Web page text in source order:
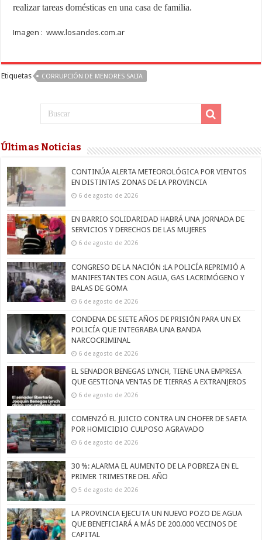
realizar tareas domésticas en una casa de familia.
Imagen : www.losandes.com.ar
Etiquetas CORRUPCIÓN DE MENORES SALTA
Últimas Noticias
CONTINÚA ALERTA METEOROLÓGICA POR VIENTOS
EN DISTINTAS ZONAS DE LA PROVINCIA
6 de agosto de 2026
EN BARRIO SOLIDARIDAD HABRÁ UNA JORNADA DE
SERVICIOS Y DERECHOS DE LAS MUJERES
6 de agosto de 2026
CONGRESO DE LA NACIÓN :LA POLICÍA REPRIMIÓ A
MANIFESTANTES CON AGUA, GAS LACRIMÓGENO Y
BALAS DE GOMA
6 de agosto de 2026
CONDENA DE SIETE AÑOS DE PRISIÓN PARA UN EX
POLICÍA QUE INTEGRABA UNA BANDA
NARCOCRIMINAL
6 de agosto de 2026
EL SENADOR BENEGAS LYNCH, TIENE UNA EMPRESA
QUE GESTIONA VENTAS DE TIERRAS A EXTRANJEROS
6 de agosto de 2026
COMENZÓ EL JUICIO CONTRA UN CHOFER DE SAETA
POR HOMICIDIO CULPOSO AGRAVADO
6 de agosto de 2026
30 %: ALARMA EL AUMENTO DE LA POBREZA EN EL
PRIMER TRIMESTRE DEL AÑO
5 de agosto de 2026
LA PROVINCIA EJECUTA UN NUEVO POZO DE AGUA
QUE BENEFICIARÁ A MÁS DE 200.000 VECINOS DE
CAPITAL